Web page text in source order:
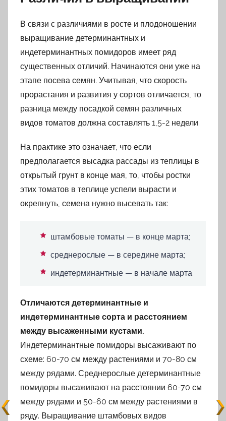
В связи с различиями в росте и плодоношении
выращивание детерминантных и
индетерминантных помидоров имеет ряд
существенных отличий. Начинаются они уже на
этапе посева семян. Учитывая, что скорость
прорастания и развития у сортов отличается, то
разница между посадкой семян различных
видов томатов должна составлять 1,5-2 недели.
На практике это означает, что если
предполагается высадка рассады из теплицы в
открытый грунт в конце мая, то, чтобы ростки
этих томатов в теплице успели вырасти и
окрепнуть, семена нужно высевать так:
штамбовые томаты — в конце марта;
среднерослые — в середине марта;
индетерминантные — в начале марта.
Отличаются детерминантные и
индетерминантные сорта и расстоянием
между высаженными кустами.
Индетерминантные помидоры высаживают по
схеме: 60-70 см между растениями и 70-80 см
между рядами. Среднерослые детерминантные
помидоры высаживают на расстоянии 60-70 см
между рядами и 50-60 см между растениями в
ряду. Выращивание штамбовых видов